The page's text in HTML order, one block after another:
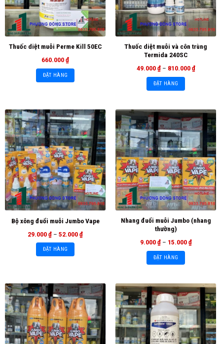
Thuốc diệt muỗi Perme Kill 50EC
660.000₫
ĐẶT HÀNG
Thuốc diệt muỗi và côn trùng
Termida 240SC
49.000₫ – 810.000₫
ĐẶT HÀNG
Bộ xông đuổi muỗi Jumbo Vape
29.000₫ – 52.000₫
ĐẶT HÀNG
Nhang đuổi muỗi Jumbo (nhang
thường)
9.000₫ – 15.000₫
ĐẶT HÀNG